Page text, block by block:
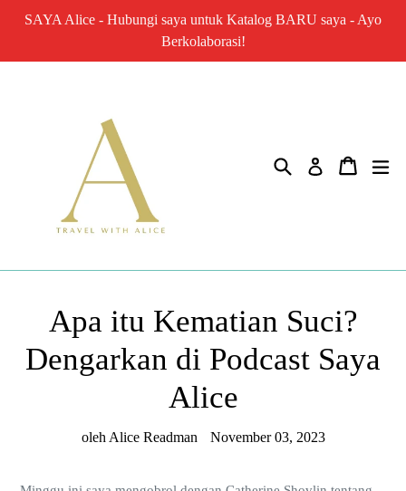
SAYA Alice - Hubungi saya untuk Katalog BARU saya - Ayo
Berkolaborasi!
MencariGabung
Apa itu Kematian Suci?
Dengarkan di Podcast Saya
Alice
oleh Alice Readman November 03, 2023